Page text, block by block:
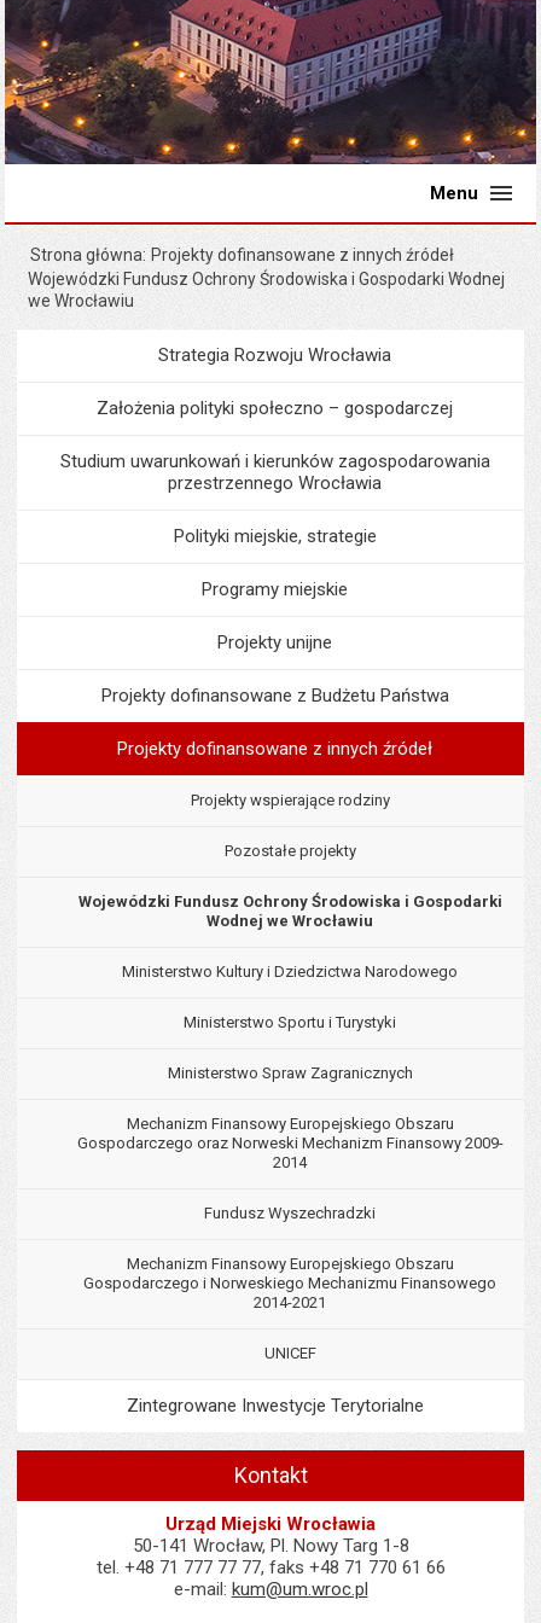
Menu
Strona główna Projekty dofinansowane z innych źródeł
Wojewódzki Fundusz Ochrony Środowiska i Gospodarki Wodnej
we Wrocławiu
MenuProgramy i projekty
Strategia Rozwoju Wrocławia
Założenia polityki społeczno – gospodarczej
Studium uwarunkowań i kierunków zagospodarowania
przestrzennego Wrocławia
Polityki miejskie, strategie
Programy miejskie
Projekty unijne
Projekty dofinansowane z Budżetu Państwa
Projekty dofinansowane z innych źródeł
Projekty wspierające rodziny
Pozostałe projekty
Wojewódzki Fundusz Ochrony Środowiska i Gospodarki
Wodnej we Wrocławiu
Ministerstwo Kultury i Dziedzictwa Narodowego
Ministerstwo Sportu i Turystyki
Ministerstwo Spraw Zagranicznych
Mechanizm Finansowy Europejskiego Obszaru
Gospodarczego oraz Norweski Mechanizm Finansowy 2009-
2014
Fundusz Wyszechradzki
Mechanizm Finansowy Europejskiego Obszaru
Gospodarczego i Norweskiego Mechanizmu Finansowego
2014-2021
UNICEF
Zintegrowane Inwestycje Terytorialne
Kontakt
Urząd Miejski Wrocławia
50-141 Wrocław, Pl. Nowy Targ 1-8
tel. +48 71 777 77 77, faks +48 71 770 61 66
e-mail: kum@um.wroc.pl